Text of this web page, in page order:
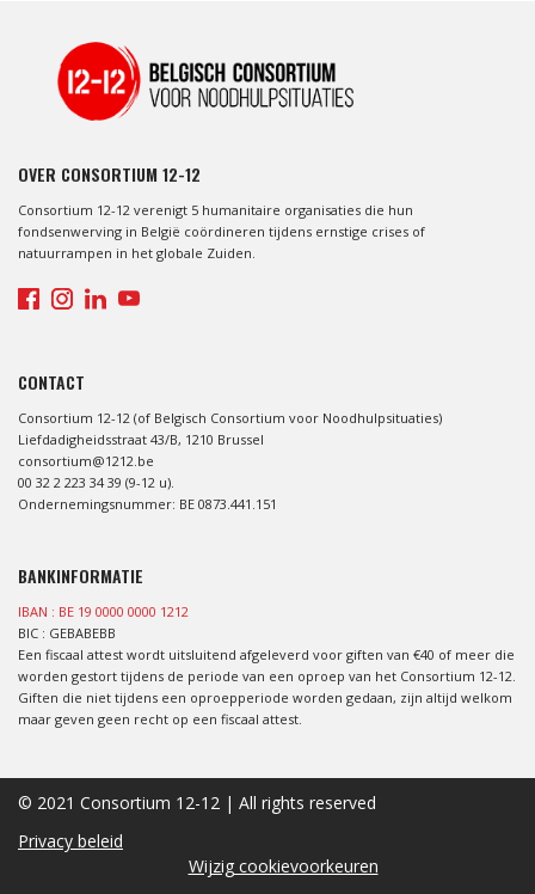
OVER CONSORTIUM 12-12
Consortium 12-12 verenigt 5 humanitaire organisaties die hun
fondsenwerving in België coördineren tijdens ernstige crises of
natuurrampen in het globale Zuiden.
CONTACT
Consortium 12-12 (of Belgisch Consortium voor Noodhulpsituaties)
Liefdadigheidsstraat 43/B, 1210 Brussel
consortium@1212.be
00 32 2 223 34 39 (9-12 u).
Ondernemingsnummer: BE 0873.441.151
BANKINFORMATIE
IBAN : BE 19 0000 0000 1212
BIC : GEBABEBB
Een fiscaal attest wordt uitsluitend afgeleverd voor giften van €40 of meer die
worden gestort tijdens de periode van een oproep van het Consortium 12-12.
Giften die niet tijdens een oproepperiode worden gedaan, zijn altijd welkom
maar geven geen recht op een fiscaal attest.
© 2021 Consortium 12-12 | All rights reserved
Privacy beleid
Wijzig cookievoorkeuren